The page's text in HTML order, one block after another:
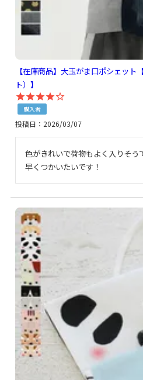
【在庫商品】大玉がま口ポシェッ
ト）】
購入者
投稿日 2026/03/07
色がきれいで荷物もよく入りそう
早くつかいたいです！